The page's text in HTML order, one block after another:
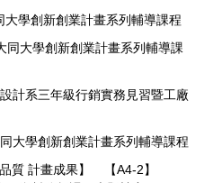
大學創新創業計畫系列輔導課程
同大學創新創業計畫系列輔導課
計系三年級行銷實務見習暨工廠
大學創新創業計畫系列輔導課程
質 計畫成果】
【A4-2】